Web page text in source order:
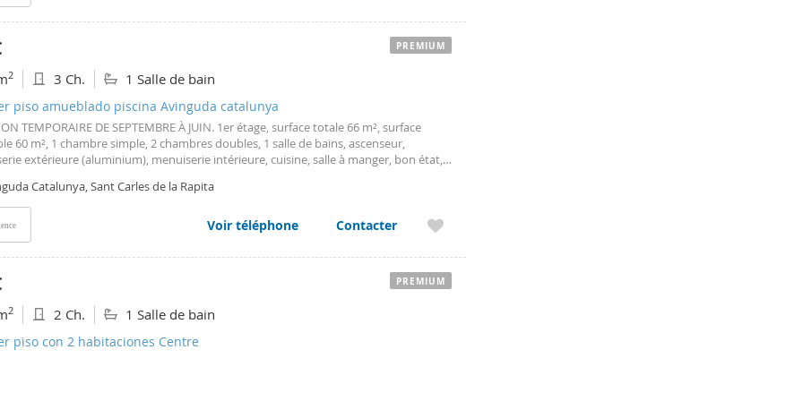
2 3 Ch. 1 Salle de bain
piso amueblado piscina Avinguda catalunya
TEMPORAIRE DE SEPTEMBRE À JUIN. 1er étage, surface totale 66 m², surface
60 m², 1 chambre simple, 2 chambres doubles, 1 salle de bains, ascenseur,
extérieure (aluminium), menuiserie intérieure, cuisine, salle à manger, bon état,
sols en grès cérame, double vitrage, extérieur (non accepté).
Catalunya, Sant Carles de la Rapita
Voir téléphone Contacter
PREMIUM
2 2 Ch. 1 Salle de bain
piso con 2 habitaciones Centre
PREMIUM